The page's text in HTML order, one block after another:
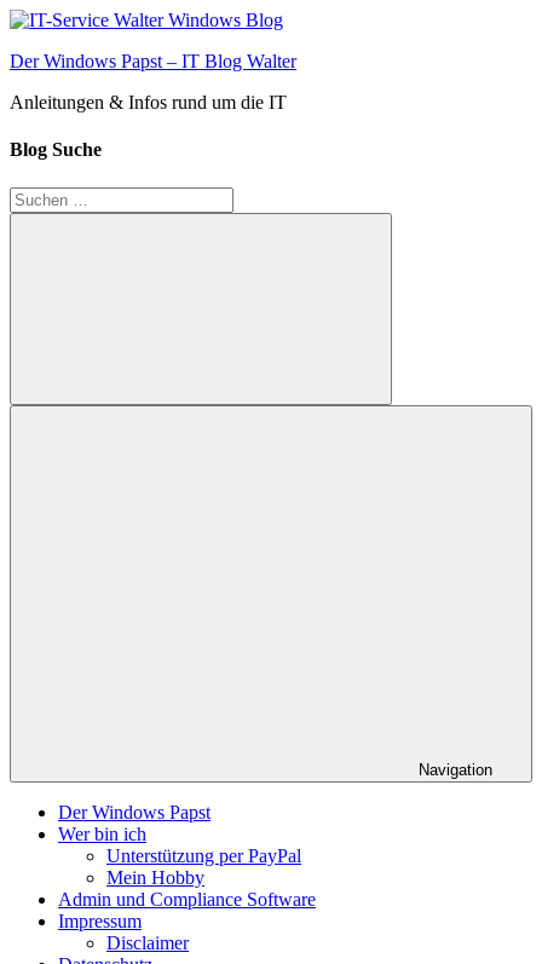
Zum
springen
Der Windows Papst – IT Blog Walter
Anleitungen & Infos rund um die IT
Blog Suche
Suchen
nach:
Suchen
Navigation
Der Windows Papst
Wer bin ich
Unterstützung per PayPal
Mein Hobby
Admin und Compliance Software
Impressum
Disclaimer